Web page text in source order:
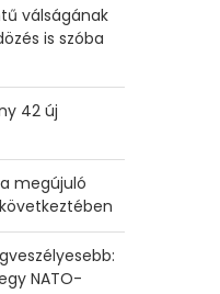
válságának
is szóba
42 új
megújuló
NATO-